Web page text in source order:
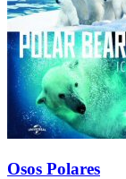
Osos Polares